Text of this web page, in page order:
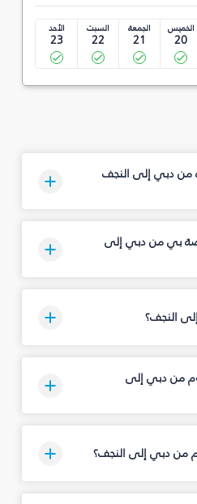
الخميس
20
الجمعة
21
السبت
22
الأحد
23
من دبي إلى النجف
بي من دبي إلى
النجف؟
من دبي إلى
من دبي إلى النجف؟